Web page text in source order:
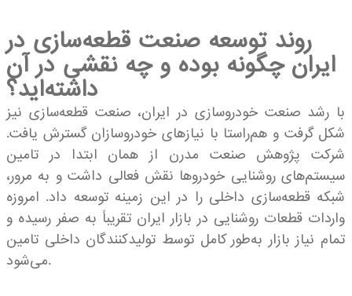
روند توسعه صنعت قطعه‌سازی در
ایران چگونه بوده و چه نقشی در آن
داشته‌اید؟
با رشد صنعت خودروسازی در ایران، صنعت قطعه‌سازی نیز
شکل گرفت و هم‌راستا با نیازهای خودروسازان گسترش یافت.
شرکت پژوهش صنعت مدرن از همان ابتدا در تامین
سیستم‌های روشنایی خودروها نقش فعالی داشت و به مرور،
شبکه قطعه‌سازی داخلی را در این زمینه توسعه داد. امروزه
واردات قطعات روشنایی در بازار ایران تقریباً به صفر رسیده و
تمام نیاز بازار به‌طور کامل توسط تولیدکنندگان داخلی تامین
می‌شود.